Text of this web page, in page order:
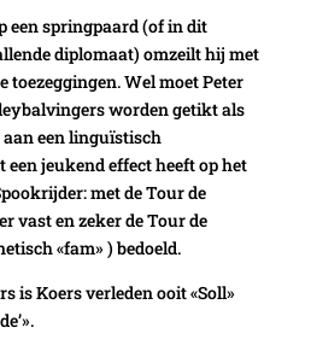
een springpaard (of in dit
diplomaat) omzeilt hij met
toezeggingen. Wel moet Peter
worden getikt als
een linguïstisch
jeukend effect heeft op het
met de Tour de
vast en zeker de Tour de
«fam» ) bedoeld.
is Koers verleden ooit «Soll»